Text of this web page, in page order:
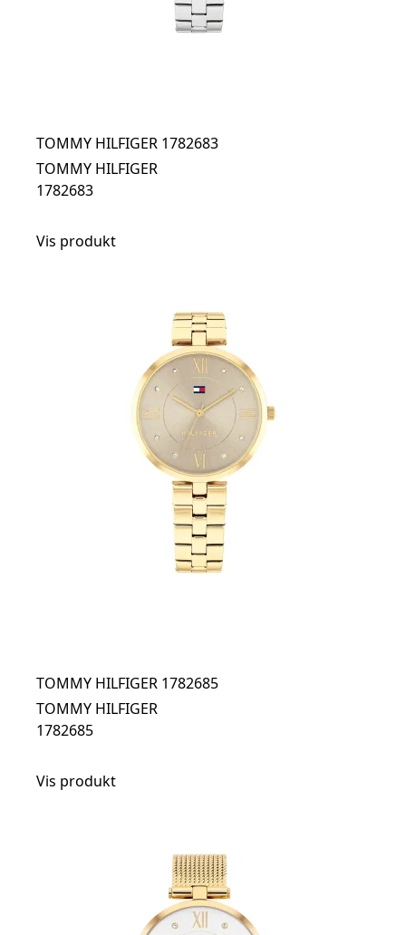
TOMMY HILFIGER 1782683
TOMMY HILFIGER
1782683
Vis produkt
TOMMY HILFIGER 1782685
TOMMY HILFIGER
1782685
Vis produkt